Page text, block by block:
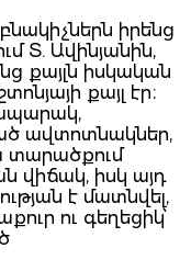
իրենց
Տ. Ավինյանին,
քայլն իսկական
քայլ էր։
ավտոտնակներ,
տարածքում
վիճակ, իսկ այդ
է մատնվել,
ու գեղեցիկ՝